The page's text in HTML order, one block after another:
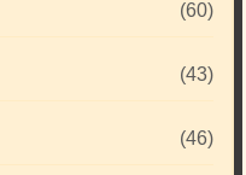
(60)
(43)
(46)